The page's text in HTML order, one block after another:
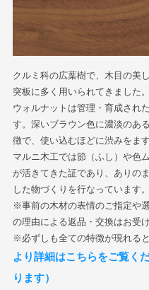
クルミ科の広葉樹で、木目の美
突板に多く用いられてきました。
ウォルナットは管理・育成され
す。深いブラウン色に濃淡のあ
徴で、使い込むほどに渋みをま
マルニ木工では節（ふし）や色
が活きてきた証であり、ありの
した物づくりを行なっています。
※事前の木材の表情のご指定や
の理由による返品・交換はお受
※必ずしも全ての特徴が現れると
より詳細はこちらをご覧く
ります）